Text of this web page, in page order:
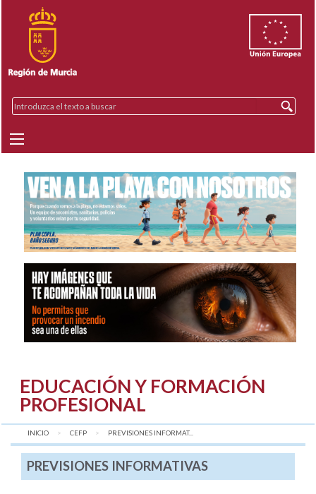
EDUCACIÓN Y FORMACIÓN
PROFESIONAL
INICIO CEFP AQUÍ:
PREVISIONES INFORMAT...
PREVISIONES INFORMATIVAS